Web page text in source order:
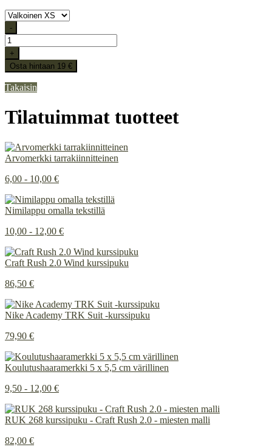
-
+
Osta hintaan 19 €
Takaisin
Tilatuimmat tuotteet
Arvomerkki tarrakiinnitteinen
6,00 - 10,00 €
Nimilappu omalla tekstillä
10,00 - 12,00 €
Craft Rush 2.0 Wind kurssipuku
86,50 €
Nike Academy TRK Suit -kurssipuku
79,90 €
Koulutushaaramerkki 5 x 5,5 cm värillinen
9,50 - 12,00 €
RUK 268 kurssipuku - Craft Rush 2.0 - miesten malli
82,00 €